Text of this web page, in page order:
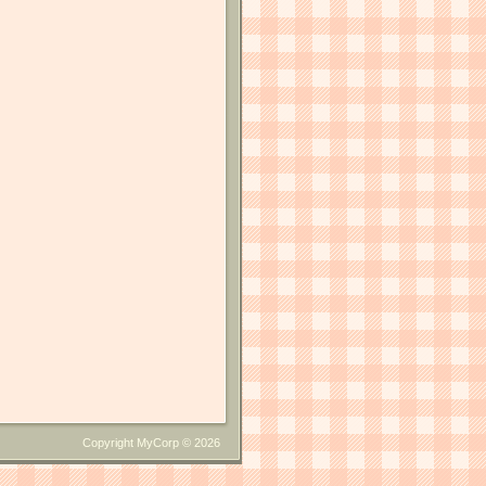
Copyright MyCorp © 2026